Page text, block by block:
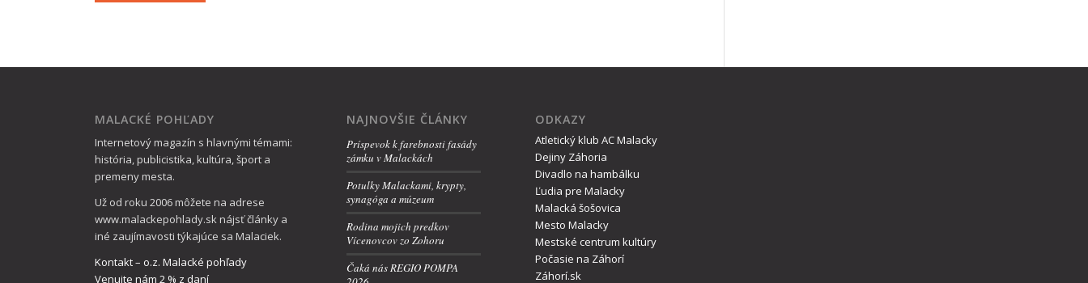
MALACKÉ POHĽADY
Internetový magazín s hlavnými témami:
história, publicistika, kultúra, šport a
premeny mesta.
Už od roku 2006 môžete na adrese
www.malackepohlady.sk nájsť články a
iné zaujímavosti týkajúce sa Malaciek.
Kontakt – o.z. Malacké pohľady
Venujte nám 2 % z daní
NAJNOVŠIE ČLÁNKY
Príspevok k farebnosti fasády
zámku v Malackách
Potulky Malackami, krypty,
synagóga a múzeum
Rodina mojich predkov
Vícenovcov zo Zohoru
Čaká nás REGIO POMPA
ODKAZY
Atletický klub AC Malacky
Dejiny Záhoria
Divadlo na hambálku
Ľudia pre Malacky
Malacká šošovica
Mesto Malacky
Mestské centrum kultúry
Počasie na Záhorí
Záhorí.sk